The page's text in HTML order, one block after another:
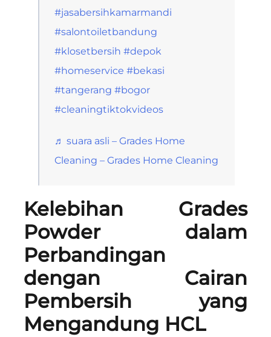
#jasabersihkamarmandi
#salontoiletbandung
#klosetbersih #depok
#homeservice #bekasi
#tangerang #bogor
#cleaningtiktokvideos
♬ suara asli – Grades Home
Cleaning – Grades Home Cleaning
Kelebihan Grades
Powder dalam
Perbandingan
dengan Cairan
Pembersih yang
Mengandung HCL